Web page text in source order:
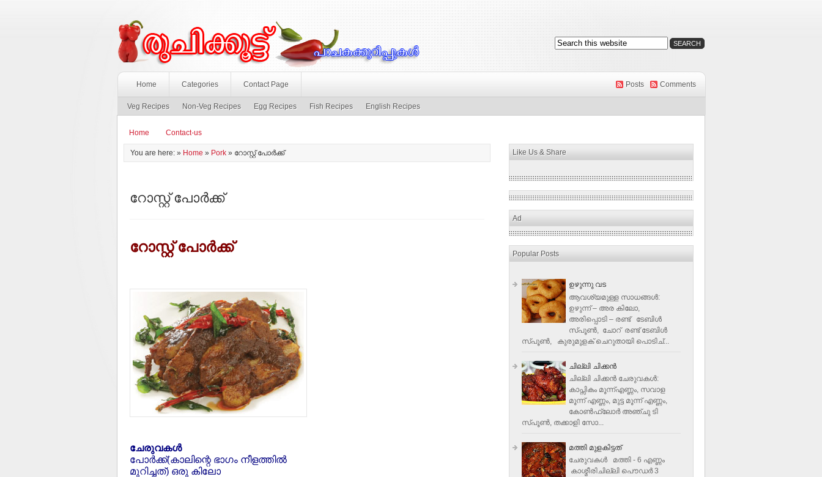
Home Categories Contact Page Posts Comments
Veg Recipes Non-Veg Recipes Egg Recipes Fish Recipes English Recipes
Home Contact-us
You are here: » Home » Pork » റോസ്റ്റ് പോര്‍ക്ക്
റോസ്റ്റ് പോര്‍ക്ക്
റോസ്റ്റ് പോര്‍ക്ക്
ചേരുവകള്‍
പോര്‍ക്ക്(കാലിന്റെ ഭാഗം നീളത്തില്‍
മുറിച്ചത്) ഒരു കിലോ
Like Us & Share
Ad
Popular Posts
ഉഴുന്നു വട
ആവശ്യമുള്ള സാധങ്ങൾ:
ഉഴുന്ന് – അര കിലോ,
അരിപ്പൊടി – രണ്ട് ടേബിൾ
സ്പൂൺ, ചോറ് രണ്ട് ടേബിള്‍
സ്പൂണ്‍, കുരുമുളക് ചെറുതായി പൊടിച്...
ചില്ലി ചിക്കൻ
ചില്ലി ചിക്കൻ ചേരുവകള്‍:
കാപ്സികം മൂന്ന്എണ്ണം, സവാള
മൂന്ന് എണ്ണം, മുട്ട മൂന്ന് എണ്ണം,
കോണ്‍ഫ്ലോര്‍ അഞ്ചു ടി
സ്പൂണ്‍, തക്കാളി സോ...
മത്തി മുളകിട്ടത്
ചേരുവകൾ മത്തി - 6 എണ്ണം
കാശ്മീരിചില്ലി പൌഡർ 3